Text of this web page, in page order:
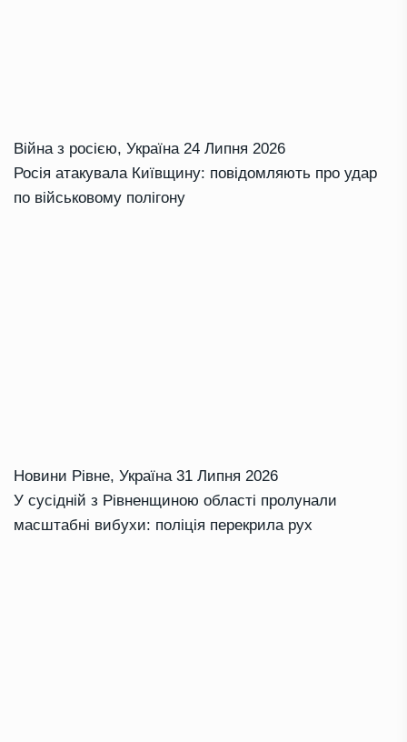
Війна з росією, Україна 24 Липня 2026
Росія атакувала Київщину: повідомляють про удар
по військовому полігону
Новини Рівне, Україна 31 Липня 2026
У сусідній з Рівненщиною області пролунали
масштабні вибухи: поліція перекрила рух